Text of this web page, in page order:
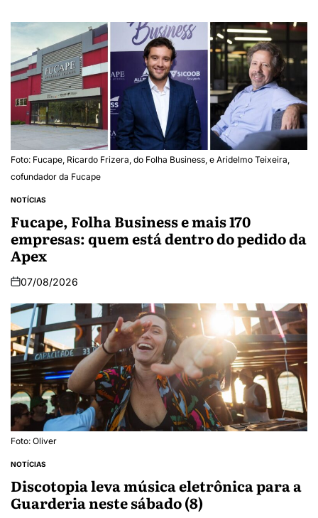
Foto: Fucape, Ricardo Frizera, do Folha Business, e Aridelmo Teixeira,
cofundador da Fucape
NOTÍCIAS
Fucape, Folha Business e mais 170
empresas: quem está dentro do pedido da
Apex
07/08/2026
Foto: Oliver
NOTÍCIAS
Discotopia leva música eletrônica para a
Guarderia neste sábado (8)